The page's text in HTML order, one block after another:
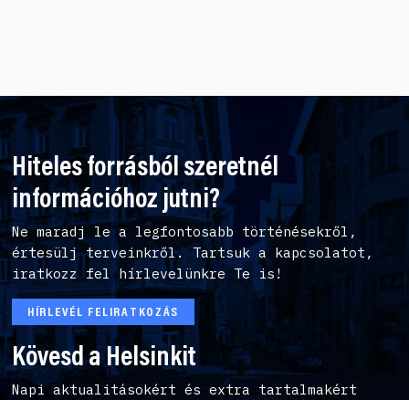
Hiteles forrásból szeretnél
információhoz jutni?
Ne maradj le a legfontosabb történésekről,
értesülj terveinkről. Tartsuk a kapcsolatot,
iratkozz fel hírlevelünkre Te is!
HÍRLEVÉL FELIRATKOZÁS
Kövesd a Helsinkit
Napi aktualitásokért és extra tartalmakért